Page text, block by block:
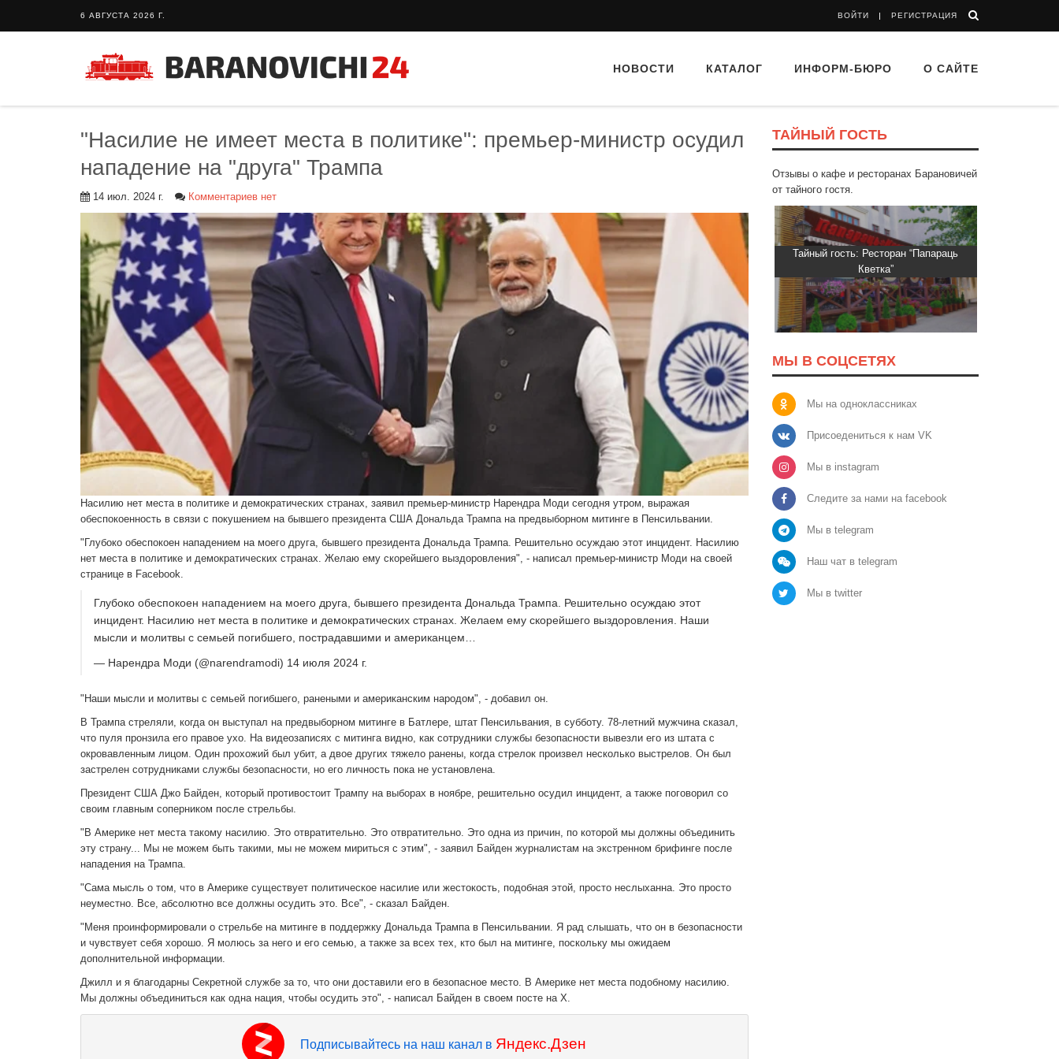
6 АВГУСТА 2026 Г. ВОЙТИ РЕГИСТРАЦИЯ
НОВОСТИ КАТАЛОГ ИНФОРМ-БЮРО О САЙТЕ
"Насилие не имеет места в политике": премьер-министр осудил
нападение на "друга" Трампа
14 июл. 2024 г. Комментариев нет
Насилию нет места в политике и демократических странах, заявил премьер-министр Нарендра Моди сегодня утром, выражая
обеспокоенность в связи с покушением на бывшего президента США Дональда Трампа на предвыборном митинге в Пенсильвании.
"Глубоко обеспокоен нападением на моего друга, бывшего президента Дональда Трампа. Решительно осуждаю этот инцидент. Насилию
нет места в политике и демократических странах. Желаю ему скорейшего выздоровления", - написал премьер-министр Моди на своей
странице в Facebook.
Глубоко обеспокоен нападением на моего друга, бывшего президента Дональда Трампа. Решительно осуждаю этот
инцидент. Насилию нет места в политике и демократических странах. Желаем ему скорейшего выздоровления. Наши
мысли и молитвы с семьей погибшего, пострадавшими и американцем…
— Нарендра Моди (@narendramodi) 14 июля 2024 г.
"Наши мысли и молитвы с семьей погибшего, ранеными и американским народом", - добавил он.
В Трампа стреляли, когда он выступал на предвыборном митинге в Батлере, штат Пенсильвания, в субботу. 78-летний мужчина сказал,
что пуля пронзила его правое ухо. На видеозаписях с митинга видно, как сотрудники службы безопасности вывезли его из штата с
окровавленным лицом. Один прохожий был убит, а двое других тяжело ранены, когда стрелок произвел несколько выстрелов. Он был
застрелен сотрудниками службы безопасности, но его личность пока не установлена.
Президент США Джо Байден, который противостоит Трампу на выборах в ноябре, решительно осудил инцидент, а также поговорил со
своим главным соперником после стрельбы.
"В Америке нет места такому насилию. Это отвратительно. Это отвратительно. Это одна из причин, по которой мы должны объединить
эту страну... Мы не можем быть такими, мы не можем мириться с этим", - заявил Байден журналистам на экстренном брифинге после
нападения на Трампа.
"Сама мысль о том, что в Америке существует политическое насилие или жестокость, подобная этой, просто неслыханна. Это просто
неуместно. Все, абсолютно все должны осудить это. Все", - сказал Байден.
"Меня проинформировали о стрельбе на митинге в поддержку Дональда Трампа в Пенсильвании. Я рад слышать, что он в безопасности
и чувствует себя хорошо. Я молюсь за него и его семью, а также за всех тех, кто был на митинге, поскольку мы ожидаем
дополнительной информации.
Джилл и я благодарны Секретной службе за то, что они доставили его в безопасное место. В Америке нет места подобному насилию.
Мы должны объединиться как одна нация, чтобы осудить это", - написал Байден в своем посте на X.
Подписывайтесь на наш канал в Яндекс.Дзен
ТАЙНЫЙ ГОСТЬ
Отзывы о кафе и ресторанах Барановичей
от тайного гостя.
Тайный гость: Гастропаб “Drova”
Тайный гость: Ресторан “Папараць
Кветка”
МЫ В СОЦСЕТЯХ
Мы на одноклассниках
Присоедениться к нам VK
Мы в instagram
Следите за нами на facebook
Мы в telegram
Наш чат в telegram
Мы в twitter